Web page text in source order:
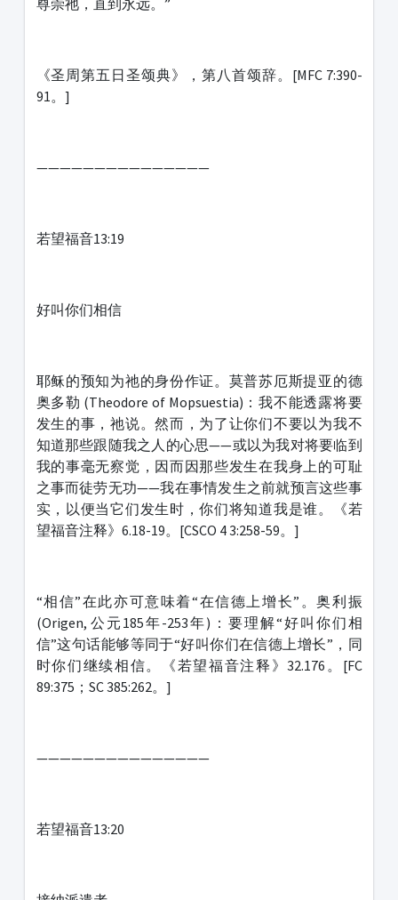
尊崇祂，直到永远。”
《圣周第五日圣颂典》，第八首颂辞。[MFC 7:390-
91。]
———————————————
若望福音13:19
好叫你们相信
耶稣的预知为祂的身份作证。莫普苏厄斯提亚的德
奥多勒 (Theodore of Mopsuestia)：我不能透露将要
发生的事，祂说。然而，为了让你们不要以为我不
知道那些跟随我之人的心思——或以为我对将要临到
我的事毫无察觉，因而因那些发生在我身上的可耻
之事而徒劳无功——我在事情发生之前就预言这些事
实，以便当它们发生时，你们将知道我是谁。《若
望福音注释》6.18-19。[CSCO 4 3:258-59。]
“相信”在此亦可意味着“在信德上增长”。奥利振
(Origen, 公元185年-253年)：要理解“好叫你们相
信”这句话能够等同于“好叫你们在信德上增长”，同
时你们继续相信。《若望福音注释》32.176。[FC
89:375；SC 385:262。]
———————————————
若望福音13:20